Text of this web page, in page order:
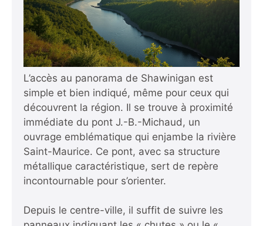
L’accès au panorama de Shawinigan est
simple et bien indiqué, même pour ceux qui
découvrent la région. Il se trouve à proximité
immédiate du pont J.-B.-Michaud, un
ouvrage emblématique qui enjambe la rivière
Saint-Maurice. Ce pont, avec sa structure
métallique caractéristique, sert de repère
incontournable pour s’orienter.
Depuis le centre-ville, il suffit de suivre les